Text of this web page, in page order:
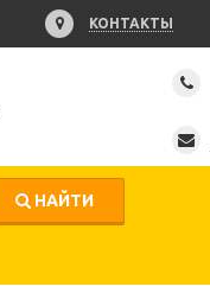
КОНТАКТЫ
НАЙТИ